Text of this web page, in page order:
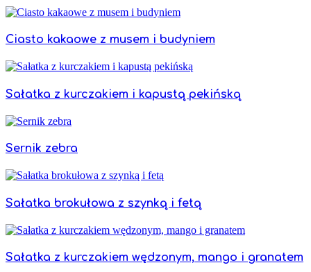
Ciasto kakaowe z musem i budyniem
Sałatka z kurczakiem i kapustą pekińską
Sernik zebra
Sałatka brokułowa z szynką i fetą
Sałatka z kurczakiem wędzonym, mango i granatem